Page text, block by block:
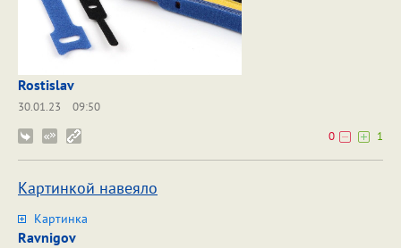
Rostislav
30.01.23
09:50
0
1
Картинкой навеяло
Картинка
Ravnigov